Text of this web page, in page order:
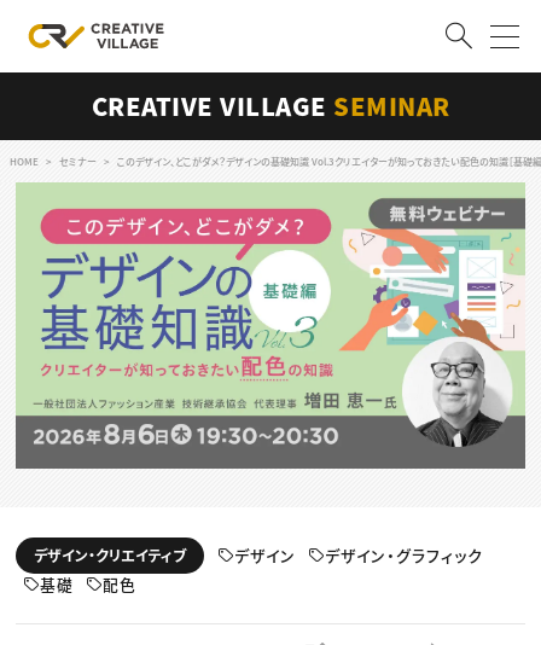
ログイン 会員登録
RECRUIT
クリエイター求人を探す
CREATIVE JOB求人検索
特集求人
採用説明会
転職支援サービス
スキルアップしたい！
動画配信・映像制作
編集・ライティング
マーケティング
業界解説・キャリア事情
TOP Creator’s コラム トップ
Webクリエイター
アプリクリエイター
映像クリエイター
セミナー
ニュース・トレンド
CREATIVE VILLAGE SEMINAR
HOME セミナー このデザイン、どこがダメ？デザインの基礎知識 Vol.3クリエイターが知っておきたい配色の知識［基礎編
デザイン・クリエイティブ デザイン
デザイン・グラフィック
基礎
配色